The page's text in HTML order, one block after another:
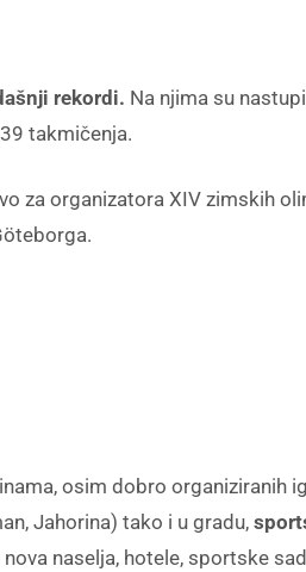
rekordi. Na njima su
takmičenja.
za organizatora XIV zimskih
osim dobro organiziranih
Jahorina) tako i u gradu,
naselja, hotele, sportske